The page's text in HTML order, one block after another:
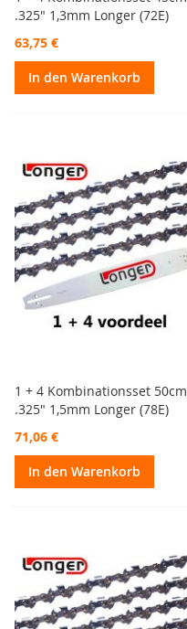
.325" 1,3mm Longer (72E)
63,75 €
In den Warenkorb
1 + 4 Kombinationsset 50cm
.325" 1,5mm Longer (78E)
71,06 €
In den Warenkorb